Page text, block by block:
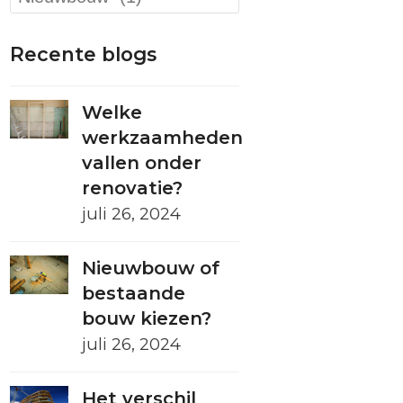
Recente blogs
Welke
werkzaamheden
vallen onder
renovatie?
juli 26, 2024
Nieuwbouw of
bestaande
bouw kiezen?
juli 26, 2024
Het verschil